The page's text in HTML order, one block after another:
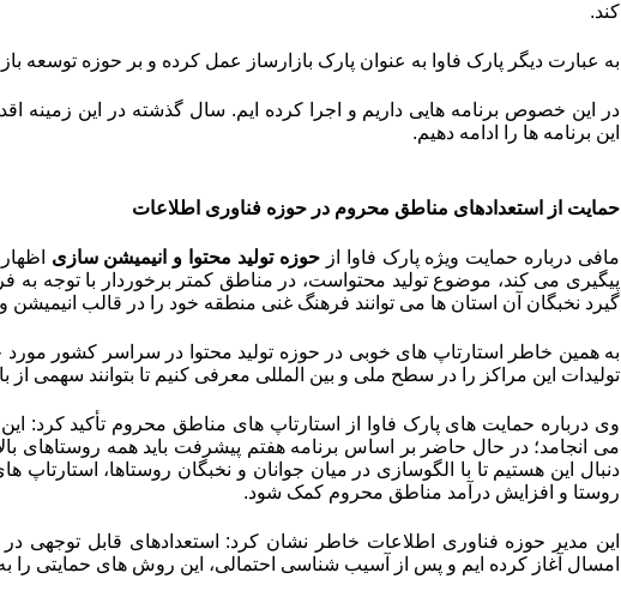
کند.
به عبارت دیگر پارک فاوا به عنوان پارک بازارساز عمل کرده و بر حوزه توسعه
در این خصوص برنامه هایی داریم و اجرا کرده ایم. سال گذشته در این زمینه
این برنامه ها را ادامه دهیم.
حمایت از استعدادهای مناطق محروم در حوزه فناوری اطلاعات
مافی درباره حمایت ویژه پارک فاوا ازحوزه تولید محتوا و انیمیشن سازی
پیگیری می کند، موضوع تولید محتواست، در مناطق کمتر برخوردار با توجه
گیرد نخبگان آن استان ها می توانند فرهنگ غنی منطقه خود را در قالب
به همین خاطر استارتاپ های خوبی در حوزه تولید محتوا در سراسر کشور مورد
تولیدات این مراکز را در سطح ملی و بین المللی معرفی کنیم تا بتوانند سهمی از
وی درباره حمایت های پارک فاوا از استارتاپ های مناطق محروم تأکید کرد:
دنبال این هستیم تا با الگوسازی در میان جوانان و نخبگان روستاها،
روستا و افزایش درآمد مناطق محروم کمک شود.
این مدیر حوزه فناوری اطلاعات خاطر نشان کرد: استعدادهای قابل توجهی در
امسال آغاز کرده ایم و پس از آسیب شناسی احتمالی، این روش های حمایتی را